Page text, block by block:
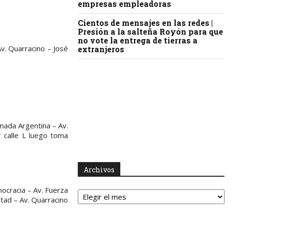
Quarracino – José
Argentina – Av.
calle L luego toma
– Av. Fuerza
– Av. Quarracino
empresas empleadoras
Cientos de mensajes en las redes |
Presión a la salteña Royón para que
no vote la entrega de tierras a
extranjeros
Archivos
Archivos